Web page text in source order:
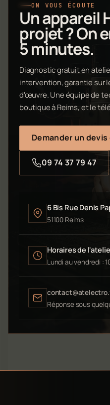
ON VOUS ÉCOUTE
Un appareil
projet ? On
5 minutes.
Diagnostic gratuit en
intervention, garantie sur
d'œuvre. Une équipe de
boutique à Reims, et le
Demander un
09 74 37 79 47
6 Bis Rue Denis
51100 Reims
Horaires de
Lundi au vendredi :
Réponse sous